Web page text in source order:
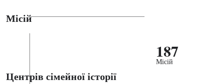
Місій
187
Місій
Центрів сімейної історії